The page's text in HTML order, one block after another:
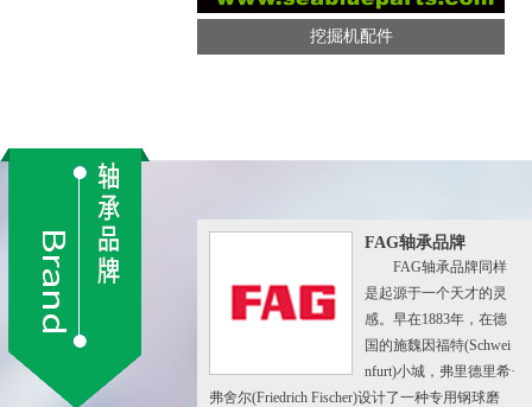
挖掘机配件
FAG轴承品牌
FAG轴承品牌同样
是起源于一个天才的灵
感。早在1883年，在德
国的施魏因福特(Schwei
nfurt)小城，弗里德里希·
弗舍尔(Friedrich Fischer)设计了一种专用钢球磨